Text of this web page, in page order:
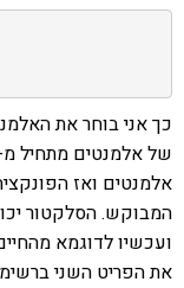
אלמנטים ואז
ועכשיו לדוגמא
את הפריט השני